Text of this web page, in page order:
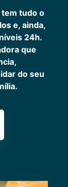
tudo o
e, ainda,
24h.
que
do seu